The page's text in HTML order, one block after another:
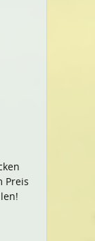
Preis